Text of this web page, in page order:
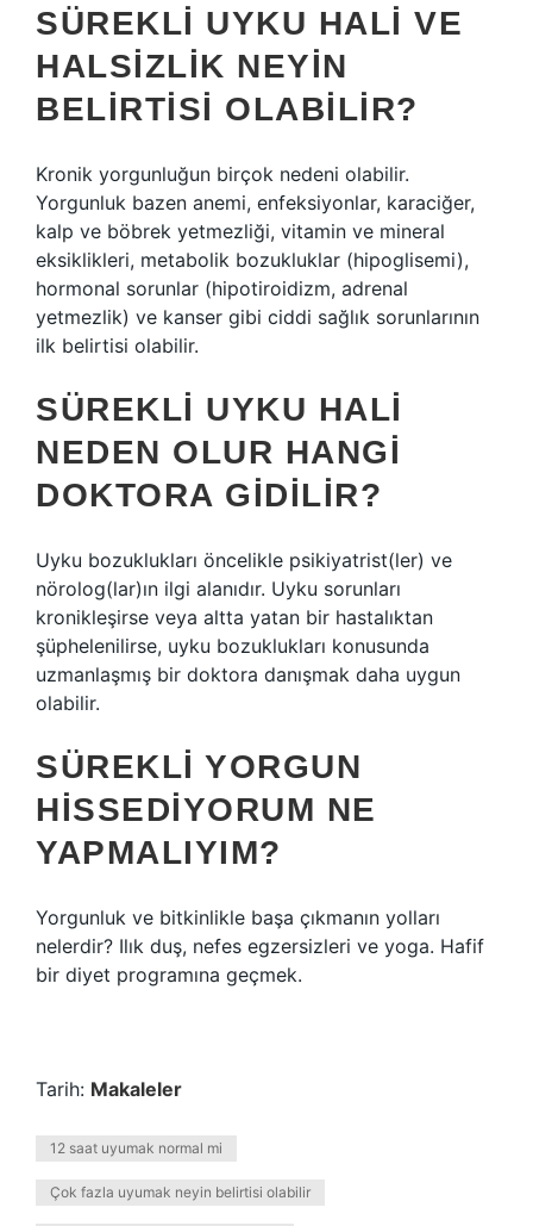
SÜREKLI UYKU HALI VE
HALSIZLIK NEYIN
BELIRTISI OLABILIR?
Kronik yorgunluğun birçok nedeni olabilir.
Yorgunluk bazen anemi, enfeksiyonlar, karaciğer,
kalp ve böbrek yetmezliği, vitamin ve mineral
eksiklikleri, metabolik bozukluklar (hipoglisemi),
hormonal sorunlar (hipotiroidizm, adrenal
yetmezlik) ve kanser gibi ciddi sağlık sorunlarının
ilk belirtisi olabilir.
SÜREKLI UYKU HALI
NEDEN OLUR HANGI
DOKTORA GIDILIR?
Uyku bozuklukları öncelikle psikiyatrist(ler) ve
nörolog(lar)ın ilgi alanıdır. Uyku sorunları
kronikleşirse veya altta yatan bir hastalıktan
şüphelenilirse, uyku bozuklukları konusunda
uzmanlaşmış bir doktora danışmak daha uygun
olabilir.
SÜREKLI YORGUN
HISSEDIYORUM NE
YAPMALIYIM?
Yorgunluk ve bitkinlikle başa çıkmanın yolları
nelerdir? Ilık duş, nefes egzersizleri ve yoga. Hafif
bir diyet programına geçmek.
Tarih: Makaleler
12 saat uyumak normal mi
Çok fazla uyumak neyin belirtisi olabilir